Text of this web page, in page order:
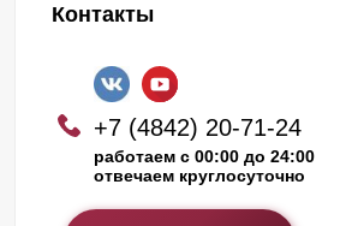
Контакты
+7 (4842) 20-71-24
работаем с 00:00 до 24:00
отвечаем круглосуточно